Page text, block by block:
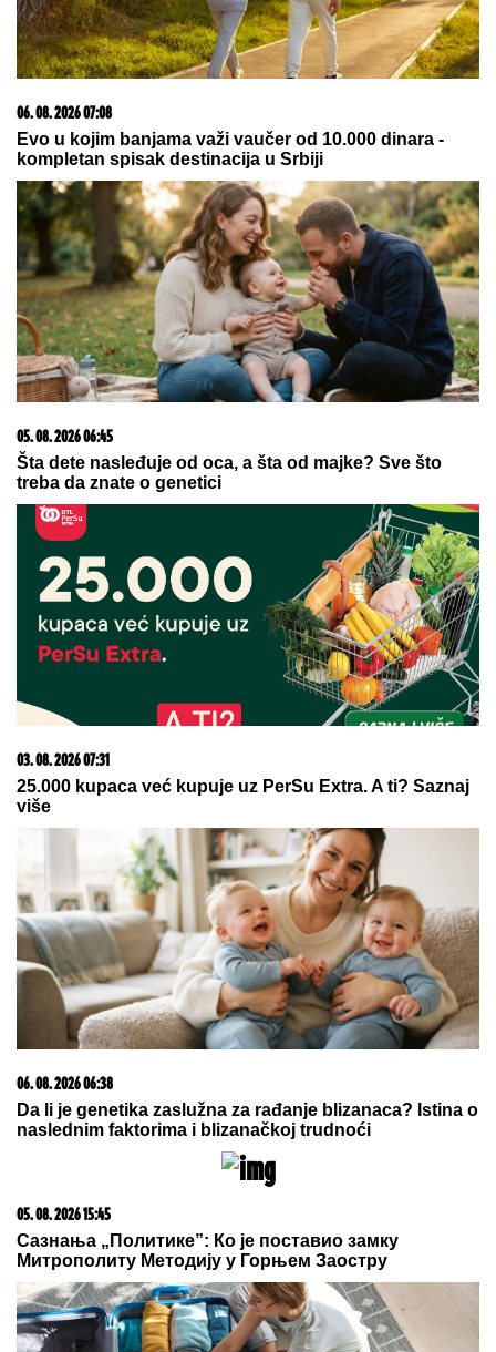
OVO JE MILKA (82) KOJU JE UBIO SIN! Uposlednje
vreme živela u Domu, jutros došla da obiđe sina, a
on je TUKAO DO SMRTI! (FOTO, VIDEO)
"OKO SINA PERUNA NE MOŽE NIKO
DA NAM POMOGNE"Žena Ognjena
Amidžića zbog ćerke Lole unajmila
ANGAŽOVANI HELIKOPTERI,
BULDOŽERI...Vetar širi vatru ka
kućama, počela evakuacija meštana -
Haos u Šumarku (FOTO/VIDEO)
by Aklamator
Evo u kojim banjama važi vaučer od 10.000 dinara -
kompletan spisak destinacija u Srbiji
Šta dete nasleđuje od oca, a šta od majke? Sve što